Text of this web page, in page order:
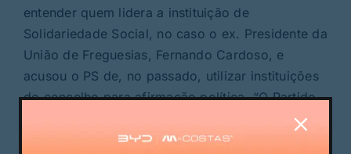
entender quem lidera a instituição de
Solidariedade Social, no caso o ex. Presidente da
União de Freguesias, Fernando Cardoso, e
acusou o PS de, no passado, utilizar instituições
do concelho para afirmação política. “O Partido
verdadeiramente preocupados em dar resposta à